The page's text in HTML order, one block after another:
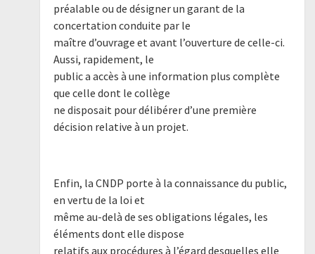
préalable ou de désigner un garant de la
concertation conduite par le
maître d’ouvrage et avant l’ouverture de celle-ci.
Aussi, rapidement, le
public a accès à une information plus complète
que celle dont le collège
ne disposait pour délibérer d’une première
décision relative à un projet.
Enfin, la CNDP porte à la connaissance du public,
en vertu de la loi et
même au-delà de ses obligations légales, les
éléments dont elle dispose
relatifs aux procédures à l’égard desquelles elle